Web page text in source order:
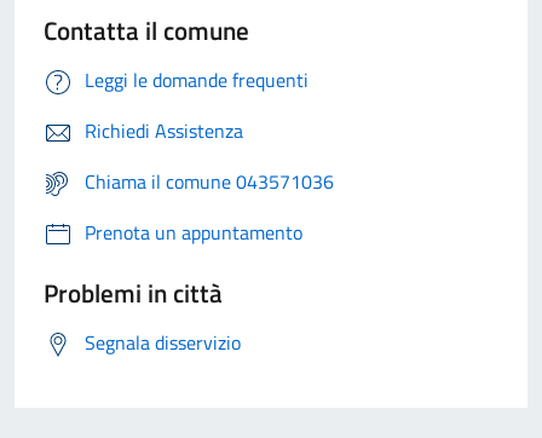
Contatta il comune
Leggi le domande frequenti
Richiedi Assistenza
Chiama il comune 043571036
Prenota un appuntamento
Problemi in città
Segnala disservizio